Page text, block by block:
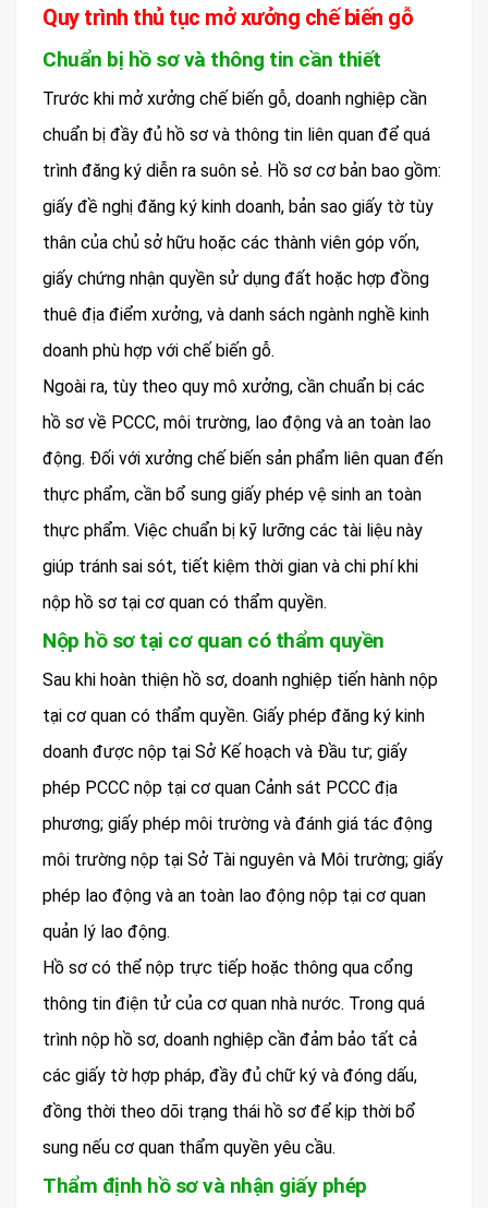
Quy trình thủ tục mở xưởng chế biến gỗ
Chuẩn bị hồ sơ và thông tin cần thiết
Trước khi mở xưởng chế biến gỗ, doanh nghiệp cần
chuẩn bị đầy đủ hồ sơ và thông tin liên quan để quá
trình đăng ký diễn ra suôn sẻ. Hồ sơ cơ bản bao gồm:
giấy đề nghị đăng ký kinh doanh, bản sao giấy tờ tùy
thân của chủ sở hữu hoặc các thành viên góp vốn,
giấy chứng nhận quyền sử dụng đất hoặc hợp đồng
thuê địa điểm xưởng, và danh sách ngành nghề kinh
doanh phù hợp với chế biến gỗ.
Ngoài ra, tùy theo quy mô xưởng, cần chuẩn bị các
hồ sơ về PCCC, môi trường, lao động và an toàn lao
động. Đối với xưởng chế biến sản phẩm liên quan đến
thực phẩm, cần bổ sung giấy phép vệ sinh an toàn
thực phẩm. Việc chuẩn bị kỹ lưỡng các tài liệu này
giúp tránh sai sót, tiết kiệm thời gian và chi phí khi
nộp hồ sơ tại cơ quan có thẩm quyền.
Nộp hồ sơ tại cơ quan có thẩm quyền
Sau khi hoàn thiện hồ sơ, doanh nghiệp tiến hành nộp
tại cơ quan có thẩm quyền. Giấy phép đăng ký kinh
doanh được nộp tại Sở Kế hoạch và Đầu tư; giấy
phép PCCC nộp tại cơ quan Cảnh sát PCCC địa
phương; giấy phép môi trường và đánh giá tác động
môi trường nộp tại Sở Tài nguyên và Môi trường; giấy
phép lao động và an toàn lao động nộp tại cơ quan
quản lý lao động.
Hồ sơ có thể nộp trực tiếp hoặc thông qua cổng
thông tin điện tử của cơ quan nhà nước. Trong quá
trình nộp hồ sơ, doanh nghiệp cần đảm bảo tất cả
các giấy tờ hợp pháp, đầy đủ chữ ký và đóng dấu,
đồng thời theo dõi trạng thái hồ sơ để kịp thời bổ
sung nếu cơ quan thẩm quyền yêu cầu.
Thẩm định hồ sơ và nhận giấy phép